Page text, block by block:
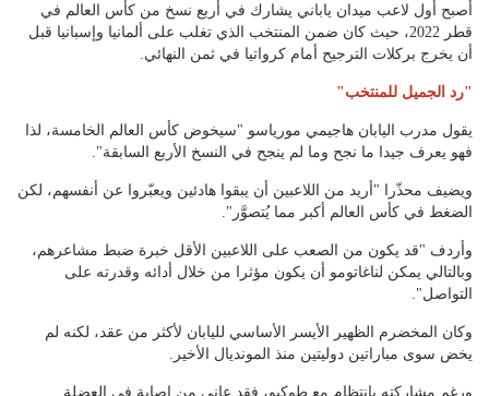
أصبح أول لاعب ميدان ياباني يشارك في أربع نسخ من كأس العالم في
قطر 2022، حيث كان ضمن المنتخب الذي تغلب على ألمانيا وإسبانيا قبل
أن يخرج بركلات الترجيح أمام كرواتيا في ثمن النهائي.
"رد الجميل للمنتخب"
يقول مدرب اليابان هاجيمي مورياسو "سيخوض كأس العالم الخامسة، لذا
فهو يعرف جيدا ما نجح وما لم ينجح في النسخ الأربع السابقة".
ويضيف محذّرا "أريد من اللاعبين أن يبقوا هادئين ويعبّروا عن أنفسهم، لكن
الضغط في كأس العالم أكبر مما يُتصوَّر".
وأردف "قد يكون من الصعب على اللاعبين الأقل خبرة ضبط مشاعرهم،
وبالتالي يمكن لناغاتومو أن يكون مؤثرا من خلال أدائه وقدرته على
التواصل".
وكان المخضرم الظهير الأيسر الأساسي لليابان لأكثر من عقد، لكنه لم
يخض سوى مباراتين دوليتين منذ المونديال الأخير.
ورغم مشاركته بانتظام مع طوكيو، فقد عانى من إصابة في العضلة